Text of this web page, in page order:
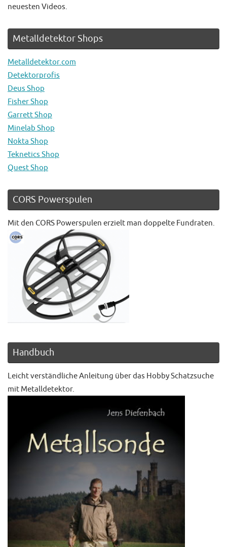
neuesten Videos.
Metalldetektor Shops
Metalldetektor.com
Detektorprofis
Deus Shop
Fisher Shop
Garrett Shop
Minelab Shop
Nokta Shop
Teknetics Shop
Quest Shop
CORS Powerspulen
Mit den CORS Powerspulen erzielt man doppelte Fundraten.
Handbuch
Leicht verständliche Anleitung über das Hobby Schatzsuche
mit Metalldetektor.